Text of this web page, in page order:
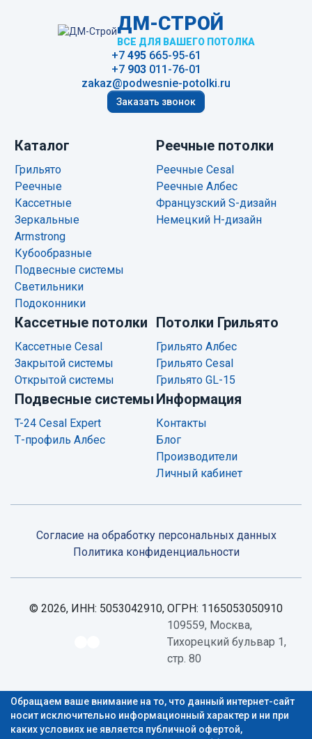
ДМ-СТРОЙ
ВСЕ ДЛЯ ВАШЕГО ПОТОЛКА
+7495 665-95-61
+7903 011-76-01
zakaz@podwesnie-potolki.ru
Заказать звонок
Каталог
Грильято
Реечные
Кассетные
Зеркальные
Armstrong
Кубообразные
Подвесные системы
Светильники
Подоконники
Реечные потолки
Реечные Cesal
Реечные Албес
Французский S-дизайн
Немецкий H-дизайн
Кассетные потолки
Кассетные Cesal
Закрытой системы
Открытой системы
Потолки Грильято
Грильято Албес
Грильято Cesal
Грильято GL-15
Подвесные системы
T-24 Cesal Expert
Т-профиль Албес
Информация
Контакты
Блог
Производители
Личный кабинет
Согласие на обработку персональных данных
Политикa конфиденциальности
© 2026, ИНН: 5053042910, ОГРН: 1165053050910
109559, Москва,
Тихорецкий бульвар 1,
стр. 80
Обращаем ваше внимание на то, что данный интернет-сайт
носит исключительно информационный характер и ни при
каких условиях не является публичной офертой,